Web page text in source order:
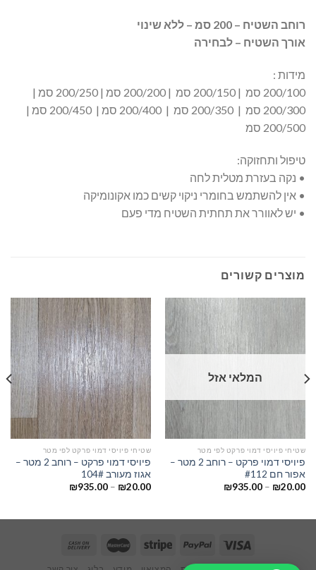
רוחב השטיח – 200 סמ – ללא שינוי
אורך השטיח – לבחירה
מידות :
200/100 סמ | 200/150 סמ | 200/200 סמ | 200/250 סמ |
200/300 סמ | 200/350 סמ | 200/400 סמ | 200/450 סמ |
200/500 סמ
טיפול ותחזוקה:
• נקה בעזרת מטלית לחה
• אין להשתמש בחומרי ניקוי קשים כמו אקונומיקה
• יש לאוורר את תחתית השטיח מדי פעם
מוצרים קשורים
המלאי אזל
שטיחי פיויסי דמוי פרקט לפי מטר
פיויסי דמוי פרקט – רוחב 2 מטר –
אפור חם #112
₪20.00
–
₪935.00
שטיחי פיויסי דמוי פרקט לפי מטר
פיויסי דמוי פרקט – רוחב 2 מטר –
אגוז מעורב 104#
₪20.00
–
₪935.00